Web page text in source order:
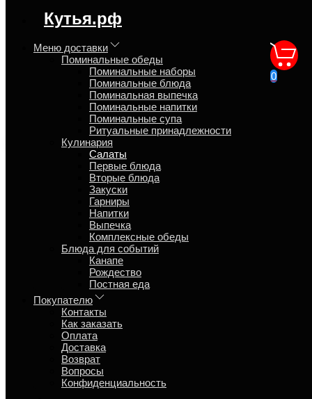
регион доставки:
Московская область
Кутья.рф
Меню доставки
Поминальные обеды
Поминальные наборы
Поминальные блюда
Поминальная выпечка
Поминальные напитки
Поминальные супа
Ритуальные принадлежности
Кулинария
Салаты
Первые блюда
Вторые блюда
Закуски
Гарниры
Напитки
Выпечка
Комплексные обеды
Блюда для событий
Канапе
Рождество
Постная еда
Покупателю
Контакты
Как заказать
Оплата
Доставка
Возврат
Вопросы
Конфиденциальность
0
Морковь с сыром
Характеристики
Морковь, сыр гауда, майонез, чеснок. Лоток 500 гр. ~4
Время приготовления
4
Способ приготовление
t° хранения
Срок годности
Ситуация для поминок
Повод
В составе есть
Категория товара
Салаты